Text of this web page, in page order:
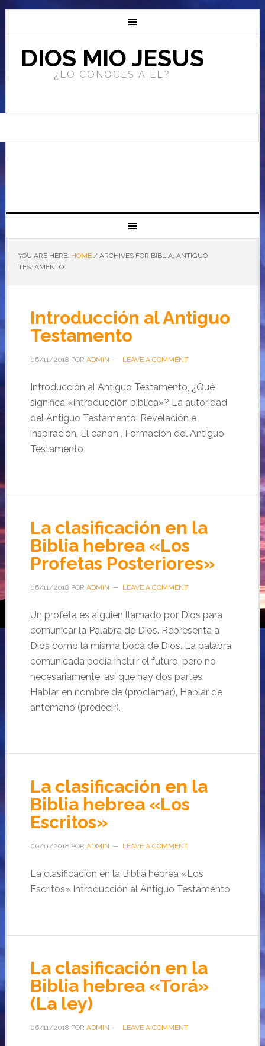
DIOS MIO JESUS
¿LO CONOCES A ÉL?
YOU ARE HERE: HOME /ARCHIVES FOR BIBLIA: ANTIGUO
TESTAMENTO
Introducción al Antiguo
Testamento
06/11/2018 POR ADMIN LEAVE A COMMENT
Introducción al Antiguo Testamento, ¿Qué
significa «introducción bíblica»? La autoridad
del Antiguo Testamento, Revelación e
inspiración, El canon , Formación del Antiguo
Testamento
La clasificación en la
Biblia hebrea «Los
Profetas Posteriores»
06/11/2018 POR ADMIN LEAVE A COMMENT
Un profeta es alguien llamado por Dios para
comunicar la Palabra de Dios. Representa a
Dios como la misma boca de Dios. La palabra
comunicada podía incluir el futuro, pero no
necesariamente, así que hay dos partes:
Hablar en nombre de (proclamar), Hablar de
antemano (predecir).
La clasificación en la
Biblia hebrea «Los
Escritos»
06/11/2018 POR ADMIN LEAVE A COMMENT
La clasificación en la Biblia hebrea «Los
Escritos» Introducción al Antiguo Testamento
La clasificación en la
Biblia hebrea «Torá»
(La ley)
06/11/2018 POR ADMIN LEAVE A COMMENT